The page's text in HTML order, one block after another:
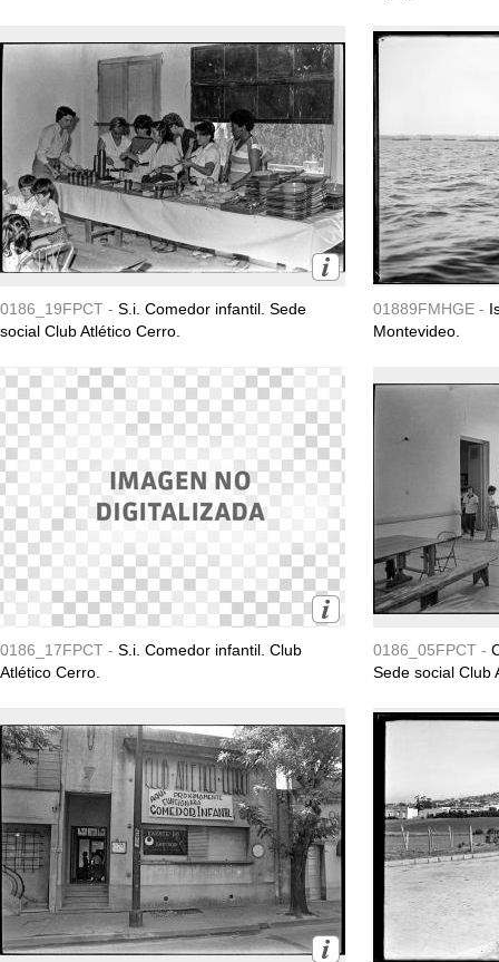
0186_19FPCT - S.i. Comedor infantil. Sede
social Club Atlético Cerro.
01889FMHGE -
Montevideo.
0186_17FPCT - S.i. Comedor infantil. Club
Atlético Cerro.
0186_05FPCT -
Sede social Club